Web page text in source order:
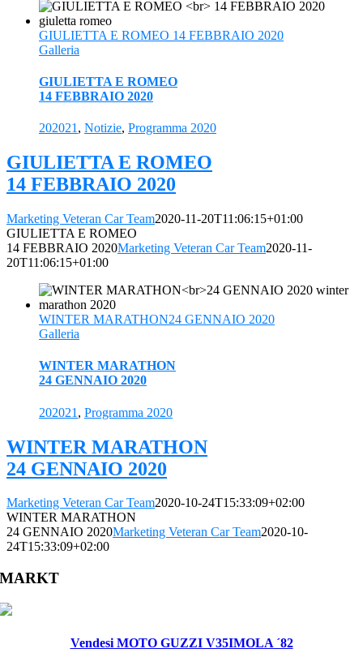
GIULIETTA E ROMEO 14 FEBBRAIO 2020
Galleria
GIULIETTA E ROMEO
14 FEBBRAIO 2020
202021 , Notizie, Programma 2020
GIULIETTA E ROMEO
14 FEBBRAIO 2020
Marketing Veteran Car Team2020-11-20T11:06:15+01:00
GIULIETTA E ROMEO
14 FEBBRAIO 2020Marketing Veteran Car Team2020-11-
20T11:06:15+01:00
WINTER MARATHON24 GENNAIO 2020
Galleria
WINTER MARATHON
24 GENNAIO 2020
202021 , Programma 2020
WINTER MARATHON
24 GENNAIO 2020
Marketing Veteran Car Team2020-10-24T15:33:09+02:00
WINTER MARATHON
24 GENNAIO 2020Marketing Veteran Car Team2020-10-
24T15:33:09+02:00
MARKT
Vendesi MOTO GUZZI V35IMOLA ´82